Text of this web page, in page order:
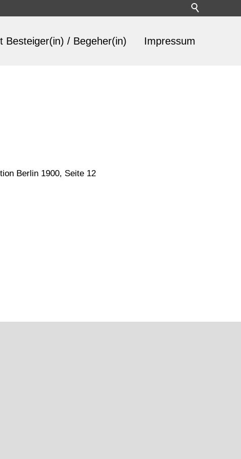
Besteiger(in) / Begeher(in) Impressum
Berlin 1900, Seite 12